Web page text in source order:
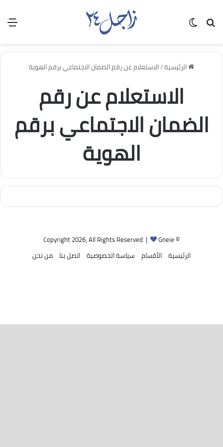
بحث عن
الرئيسية/الاستعلام عن رقم الضمان الاجتماعي برقم الهوية
الاستعلام عن رقم
الضمان الاجتماعي برقم
الهوية
© Copyright 2026, All Rights Reserved |
Gneie
الرئيسية الأقسام سياسة الخصوصية اتصل بنا من نحن